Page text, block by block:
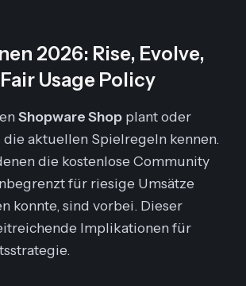
2026: Rise, Evolve,
Usage Policy
Shopware Shop plant oder
aktuellen Spielregeln kennen.
die kostenlose Community
für riesige Umsätze
konnte, sind vorbei. Dieser
Implikationen für